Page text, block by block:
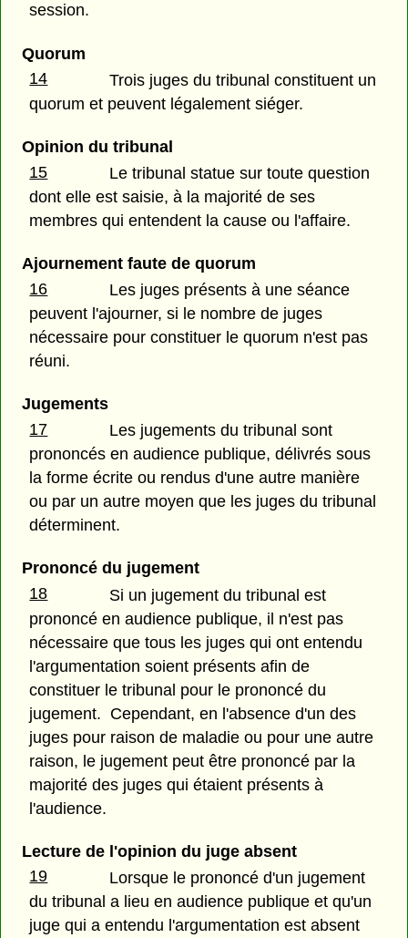
session.
Quorum
14
Trois juges du tribunal constituent un
quorum et peuvent légalement siéger.
Opinion du tribunal
15
Le tribunal statue sur toute question
dont elle est saisie, à la majorité de ses
membres qui entendent la cause ou l'affaire.
Ajournement faute de quorum
16
Les juges présents à une séance
peuvent l'ajourner, si le nombre de juges
nécessaire pour constituer le quorum n'est pas
réuni.
Jugements
17
Les jugements du tribunal sont
prononcés en audience publique, délivrés sous
la forme écrite ou rendus d'une autre manière
ou par un autre moyen que les juges du tribunal
déterminent.
Prononcé du jugement
18
Si un jugement du tribunal est
prononcé en audience publique, il n'est pas
nécessaire que tous les juges qui ont entendu
l'argumentation soient présents afin de
constituer le tribunal pour le prononcé du
jugement. Cependant, en l'absence d'un des
juges pour raison de maladie ou pour une autre
raison, le jugement peut être prononcé par la
majorité des juges qui étaient présents à
l'audience.
Lecture de l'opinion du juge absent
19
Lorsque le prononcé d'un jugement
du tribunal a lieu en audience publique et qu'un
juge qui a entendu l'argumentation est absent